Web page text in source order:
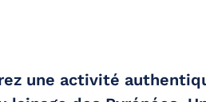
une activité